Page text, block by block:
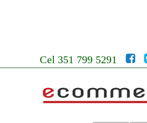
Cel 351 799 5291